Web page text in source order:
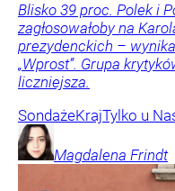
Blisko 39 proc. Polek i
zagłosowałoby na
prezydenckich –
„Wprost”. Grupa
liczniejsza.
SondażeKrajTylko u
Magdalena Frindt